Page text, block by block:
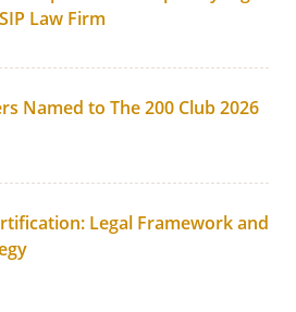
Law Firm
Named to The 200 Club 2026
Legal Framework and